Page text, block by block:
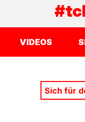
VIDEOS
Sich für